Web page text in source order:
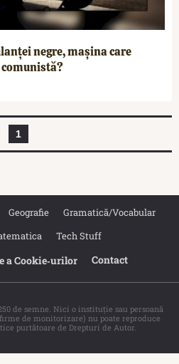
negre, mașina care
1
Geografie
Gramatică/Vocabular
Tech Stuff
a Cookie‐urilor Contact
de semne. Nici o instituţie sau persoană
de monitorizare) nu poate reproduce
purtătoare de Drepturi de Autor.